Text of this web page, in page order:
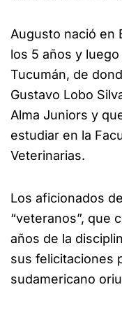
Augusto nació en
los 5 años y
Tucumán, de
Gustavo Lobo
Alma Juniors y
estudiar en la
Veterinarias.
Los aficionados
“veteranos”, que
años de la
sus felicitaciones
sudamericano